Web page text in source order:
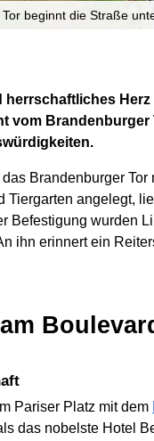
beginnt die Straße
vom
Brandenburger
angelegt,
Befestigung wurden
ihn erinnert ein
Pariser Platz mit dem
das nobelste Hotel